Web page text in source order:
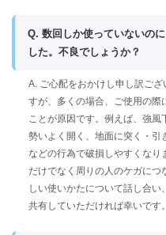
Q. 数回しか使っていないの
した。不良でしょうか？
A. ご心配をおかけし申し訳ご
すが、多くの場合、ご使用の際
ことが原因です。例えば、強
勢いよく開く、地面に突く・引
などの行為で破損しやすくな
だけでなく周りの人のケガに
しい使いかたについて話し合
共有していただければ幸いです。